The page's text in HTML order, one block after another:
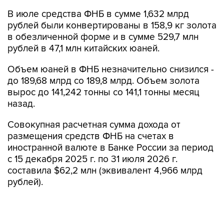
В июле средства ФНБ в сумме 1,632 млрд
рублей были конвертированы в 158,9 кг золота
в обезличенной форме и в сумме 529,7 млн
рублей в 47,1 млн китайских юаней.
Объем юаней в ФНБ незначительно снизился -
до 189,68 млрд со 189,8 млрд. Объем золота
вырос до 141,242 тонны со 141,1 тонны месяц
назад.
Совокупная расчетная сумма дохода от
размещения средств ФНБ на счетах в
иностранной валюте в Банке России за период
с 15 декабря 2025 г. по 31 июля 2026 г.
составила $62,2 млн (эквивалент 4,966 млрд
рублей).